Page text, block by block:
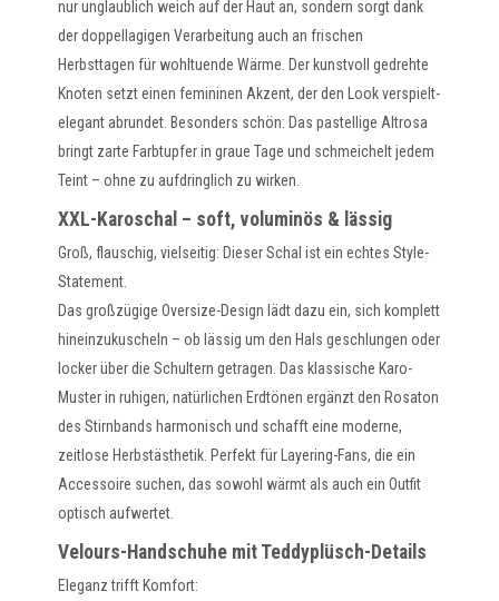
nur unglaublich weich auf der Haut an, sondern sorgt dank
der doppellagigen Verarbeitung auch an frischen
Herbsttagen für wohltuende Wärme. Der kunstvoll gedrehte
Knoten setzt einen femininen Akzent, der den Look verspielt-
elegant abrundet. Besonders schön: Das pastellige Altrosa
bringt zarte Farbtupfer in graue Tage und schmeichelt jedem
Teint – ohne zu aufdringlich zu wirken.
XXL-Karoschal – soft, voluminös & lässig
Groß, flauschig, vielseitig: Dieser Schal ist ein echtes Style-
Statement.
Das großzügige Oversize-Design lädt dazu ein, sich komplett
hineinzukuscheln – ob lässig um den Hals geschlungen oder
locker über die Schultern getragen. Das klassische Karo-
Muster in ruhigen, natürlichen Erdtönen ergänzt den Rosaton
des Stirnbands harmonisch und schafft eine moderne,
zeitlose Herbstästhetik. Perfekt für Layering-Fans, die ein
Accessoire suchen, das sowohl wärmt als auch ein Outfit
optisch aufwertet.
Velours-Handschuhe mit Teddyplüsch-Details
Eleganz trifft Komfort: